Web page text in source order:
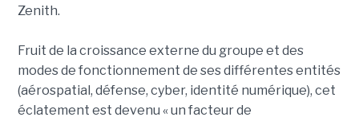
Zenith.
Fruit de la croissance externe du groupe et des
modes de fonctionnement de ses différentes entités
(aérospatial, défense, cyber, identité numérique), cet
éclatement est devenu « un facteur de